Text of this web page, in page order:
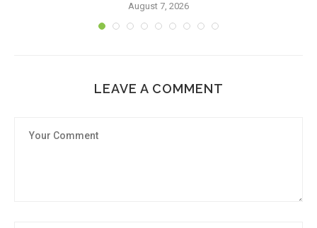
August 7, 2026
LEAVE A COMMENT